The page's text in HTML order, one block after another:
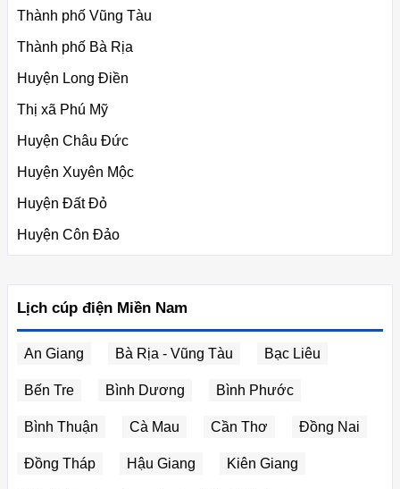
Thành phố Vũng Tàu
Thành phố Bà Rịa
Huyện Long Điền
Thị xã Phú Mỹ
Huyện Châu Đức
Huyện Xuyên Mộc
Huyện Đất Đỏ
Huyện Côn Đảo
Lịch cúp điện Miền Nam
An Giang Bà Rịa - Vũng Tàu Bạc Liêu
Bến Tre Bình Dương Bình Phước
Bình Thuận Cà Mau Cần Thơ Đồng Nai
Đồng Tháp Hậu Giang Kiên Giang